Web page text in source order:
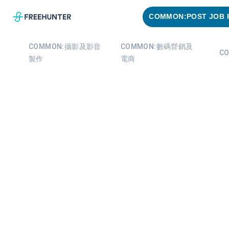
COMMON:POST JOB
COMMON:攝影及影音
製作
COMMON:數碼營銷及
電商